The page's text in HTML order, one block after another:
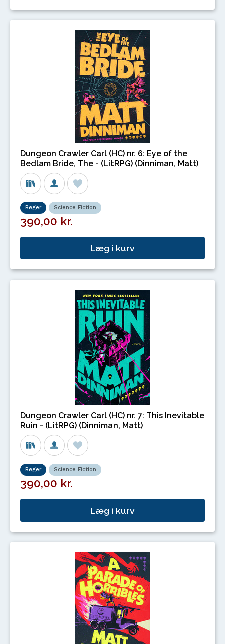
Dungeon Crawler Carl (HC) nr. 6: Eye of the
Bedlam Bride, The - (LitRPG) (Dinniman, Matt)
Bøger Science Fiction
390,00 kr.
Læg i kurv
Dungeon Crawler Carl (HC) nr. 7: This Inevitable
Ruin - (LitRPG) (Dinniman, Matt)
Bøger Science Fiction
390,00 kr.
Læg i kurv